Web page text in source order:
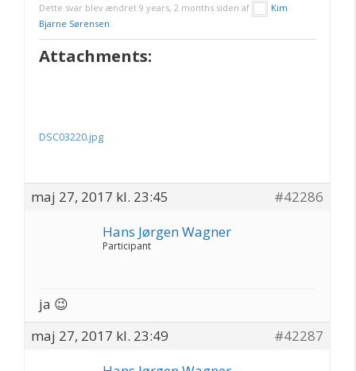
Dette svar blev ændret 9 years, 2 months siden af
Kim
Bjarne Sørensen
Attachments:
DSC03220.jpg
maj 27, 2017 kl. 23:45
#42286
Hans Jørgen Wagner
Participant
ja 😉
maj 27, 2017 kl. 23:49
#42287